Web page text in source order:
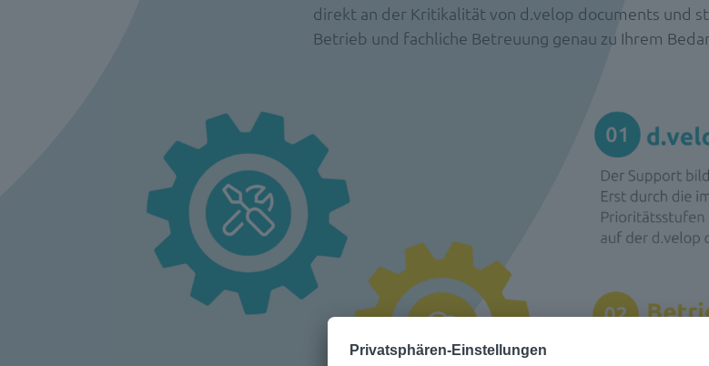
direkt an der Kritikalität von d.velop documents und
Betrieb und fachliche Betreuung genau zu Ihrem